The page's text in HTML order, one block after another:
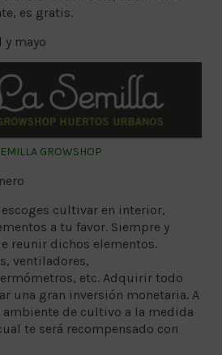
es gratis.
y mayo
GROWSHOP
cultivar en interior,
a tu favor. Siempre y
reunir dichos elementos.
ventiladores,
etc. Adquirir todo
una gran inversión monetaria. A
de cultivo a la medida
te será recompensado con